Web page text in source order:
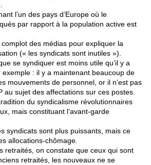
l’un des pays d’Europe où le
par rapport à la population active est
des médias pour expliquer la
(« les syndicats sont inutiles »).
se syndiquer est moins utile qu’il y a
: il y a maintenant beaucoup de
mouvements de personnel, or il n’est pas
au sujet des affectations sur ces postes.
du syndicalisme révolutionnaires
mais constituant l’avant-garde
syndicats sont plus puissants, mais ce
allocations-chômage.
retraités, on constate que ceux qui sont
retraités, les nouveaux ne se